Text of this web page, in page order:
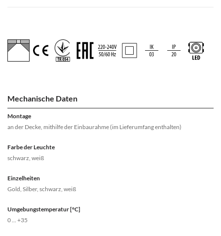
Mechanische Daten
Montage
an der Decke, mithilfe der Einbaurahme (im Lieferumfang enthalten)
Farbe der Leuchte
schwarz, weiß
Einzelheiten
Gold, Silber, schwarz, weiß
Umgebungstemperatur [°C]
0 ... +35